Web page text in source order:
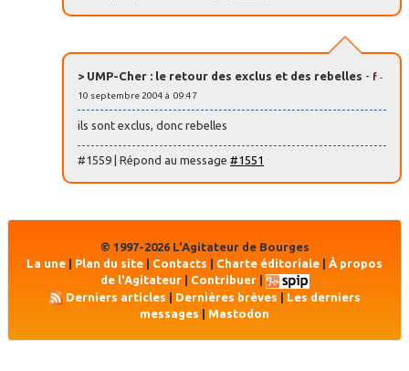
> UMP-Cher : le retour des exclus et des rebelles - f -
10 septembre 2004 à 09:47
ils sont exclus, donc rebelles
#1559 | Répond au message #1551
© 1997-2026 L'Agitateur de Bourges
La une
Plan du site Contacts Charte éditoriale
À propos
de l'Agitateur| Contribuer|
Derniers articles | Dernières brèves | Les derniers
messages
Mastodon